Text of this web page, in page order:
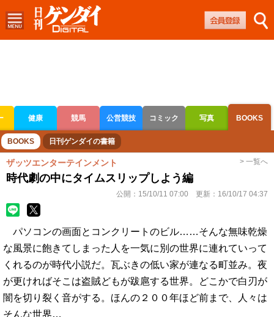
健康 競馬 公営競技 コミック 写真 BOOKS
ボートレース 競輪 オートレース
BOOKS 日刊ゲンダイの書籍
ザッツエンターテインメント > 一覧へ
時代劇の中にタイムスリップしよう編
公開： 15/10/11 07:00 更新： 16/10/17 04:37
パソコンの画面とコンクリートのビル……そんな無味乾燥
な風景に飽きてしまった人を一気に別の世界に連れていって
くれるのが時代小説だ。瓦ぶきの低い家が連なる町並み。夜
が更ければそこは盗賊どもが跋扈する世界。どこかで白刃が
闇を切り裂く音がする。ほんの２００年ほど前まで、人々は
そんな世界…